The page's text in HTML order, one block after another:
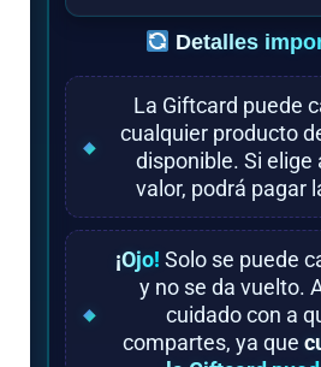
Detalles
La Giftcard puede
cualquier producto
disponible. Si elige
valor, podrá pagar
¡Ojo! Solo se puede
y no se da vuelto.
cuidado con a
compartes, ya que